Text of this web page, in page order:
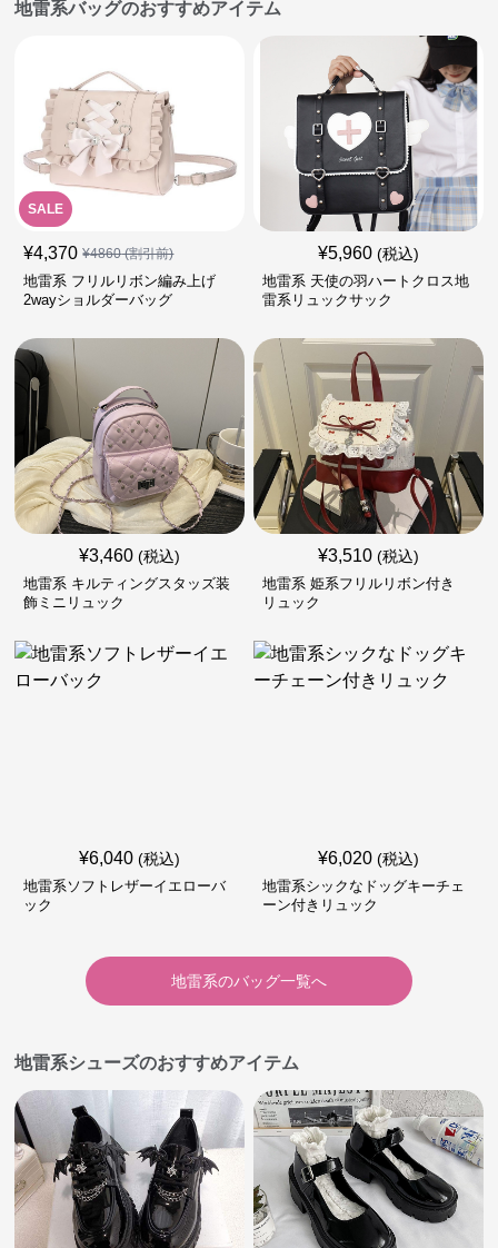
地雷系バッグのおすすめアイテム
SALE
¥4,370 ¥4860(割引前)
地雷系 フリルリボン編み上げ
2wayショルダーバッグ
¥5,960 (税込)
地雷系 天使の羽ハートクロス地
雷系リュックサック
¥3,460 (税込)
地雷系 キルティングスタッズ装
飾ミニリュック
¥3,510 (税込)
地雷系 姫系フリルリボン付き
リュック
¥6,040 (税込)
地雷系ソフトレザーイエローバ
ック
¥6,020 (税込)
地雷系シックなドッグキーチェ
ーン付きリュック
地雷系のバッグ一覧へ
地雷系シューズのおすすめアイテム